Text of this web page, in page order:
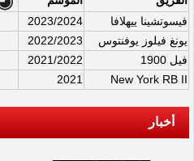
فيسوتشينا ييهلافا
2023/2024
يونغ فيلوز يوفنتوس
2022/2023
فيل 1900
2021/2022
New York RB II
2021
أخبار